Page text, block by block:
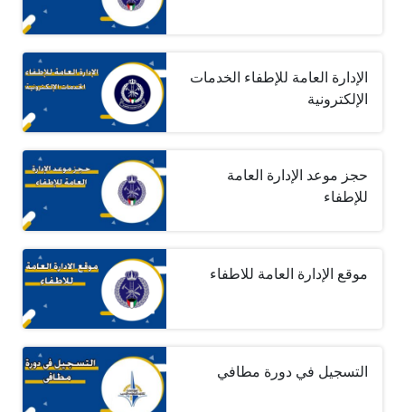
الإدارة العامة للإطفاء الخدمات
الإلكترونية
حجز موعد الإدارة العامة
للإطفاء
موقع الإدارة العامة للاطفاء
التسجيل في دورة مطافي